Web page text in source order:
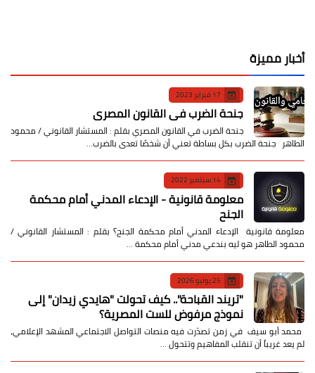
أخبار مميزة
17 فبراير 2023
جنحة الضرب في القانون المصري
جنحة الضرب في القانون المصري بقلم : المستشار القانوني / محمود
الطاهر جنحة الضرب بكل بساطة تعني أن شخصًا تعدى بالضرب…
14 سبتمبر 2022
معلومة قانونية - الإدعاء المدني أمام محكمة
الجنح
معلومة قانونية الإدعاء المدني أمام محكمة الجنح؟ بقلم : المستشار القانوني /
محمود الطاهر هو ليه بندعي مدني أمام محكمة …
25 يوليو 2026
​"تريند القباحة".. كيف تحولت "هايدي زيدان" إلى
نموذج مرفوض للست المصرية؟
​ محمد أبو سيف ​في زمن تصدّرت فيه منصات التواصل الاجتماعي المشهد الإعلامي،
لم يعد غريباً أن تنقلب المفاهيم وتتحول …